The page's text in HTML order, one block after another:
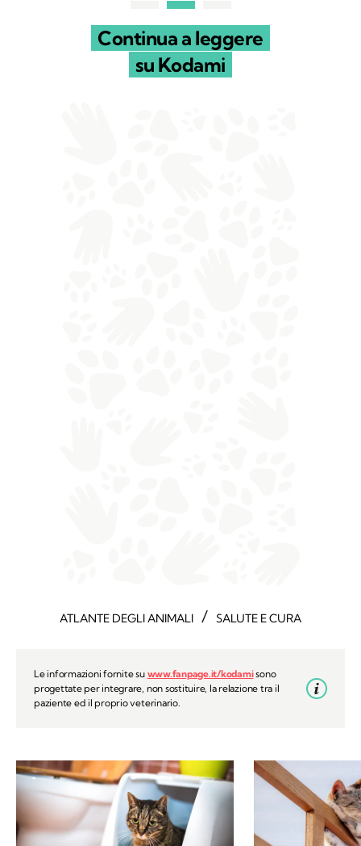
Continua a leggere
su Kodami
ATLANTE DEGLI ANIMALI / SALUTE E CURA
Le informazioni fornite su www.fanpage.it/kodamisono
progettate per integrare, non sostituire, la relazione tra il
paziente ed il proprio veterinario.